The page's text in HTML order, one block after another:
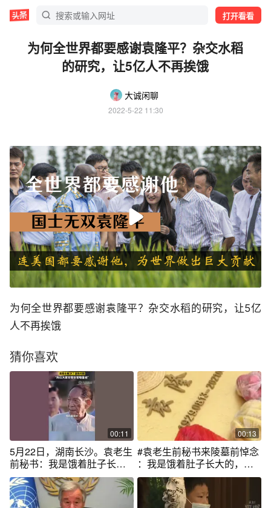
打开看看
为何全世界都要感谢袁隆平？杂交水稻
的研究，让5亿人不再挨饿
大诚闲聊
2022-5-22 11:30
为何全世界都要感谢袁隆平？杂交水稻的研究，让5亿
人不再挨饿
猜你喜欢
00:11
5月22日，湖南长沙。袁老生
前秘书：我是饿着肚子长大
的，袁院士解决了温饱问
题，所以大家非常非常敬重
他。
00:13
#袁老生前秘书来陵墓前悼念
：我是饿着肚子长大的，袁
院士解决了温饱问题，所以
大家非常非常敬重他#袁隆平
逝世一周年